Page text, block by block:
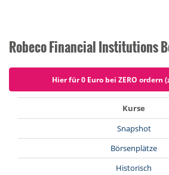
Robeco Financial Institutions
Hier für 0 Euro bei ZERO ordern
Kurse
Snapshot
Börsenplätze
Historisch